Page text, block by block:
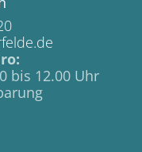
bis 12.00 Uhr